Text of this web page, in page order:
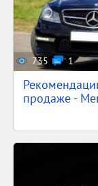
735 1
продаже -